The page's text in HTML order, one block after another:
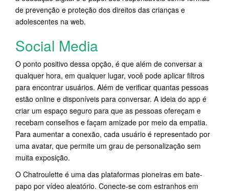
de prevenção e proteção dos direitos das crianças e
adolescentes na web.
Social Media
O ponto positivo dessa opção, é que além de conversar a
qualquer hora, em qualquer lugar, você pode aplicar filtros
para encontrar usuários. Além de verificar quantas pessoas
estão online e disponíveis para conversar. A ideia do app é
criar um espaço seguro para que as pessoas ofereçam e
recebam conselhos e façam amizade por meio da empatia.
Para aumentar a conexão, cada usuário é representado por
uma avatar, que permite um grau de personalização sem
muita exposição.
O Chatroulette é uma das plataformas pioneiras em bate-
papo por vídeo aleatório. Conecte-se com estranhos em